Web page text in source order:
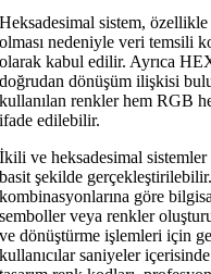
Heksadesimal sistem,
olması nedeniyle veri temsili
olarak kabul edilir. Ayrıca
doğrudan dönüşüm ilişkisi
kullanılan renkler hem RGB
ifade edilebilir.
İkili ve heksadesimal
basit şekilde
kombinasyonlarına göre
semboller veya renkler
ve dönüştürme işlemleri için
kullanıcılar saniyeler